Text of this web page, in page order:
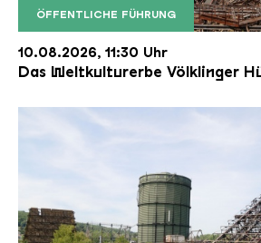
ÖFFENTLICHE FÜHRUNG
Der Erzschrägaufzug der
Copyright: Weltkulturerbe
10.08.2026, 11:30 Uhr
Das Weltkulturerbe Völklinger